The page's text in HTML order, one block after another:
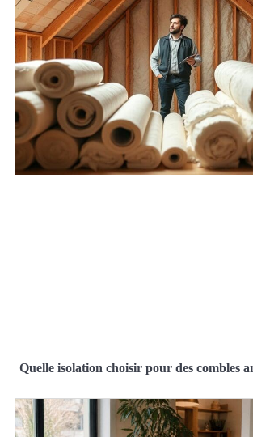
Quelle isolation choisir pour des combles